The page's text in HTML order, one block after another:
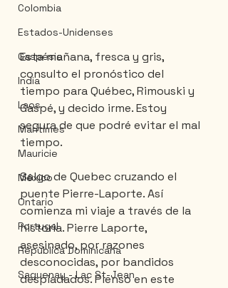
Colombia
Estados-Unidenses
Gaspésie
India
Laos
Maritimes
Mauricie
México
Ontario
Portugal
Républica Dominicana
Saguenay - Lac St-Jean
Esta mañana, fresca y gris,
consulto el pronóstico del
tiempo para Québec, Rimouski y
Gaspé, y decido irme. Estoy
segura de que podré evitar el mal
tiempo.
Salgo de Quebec cruzando el
puente Pierre-Laporte. Así
comienza mi viaje a través de la
historia. Pierre Laporte,
asesinado, por razones
desconocidas, por bandidos
despiadados. Pienso en este